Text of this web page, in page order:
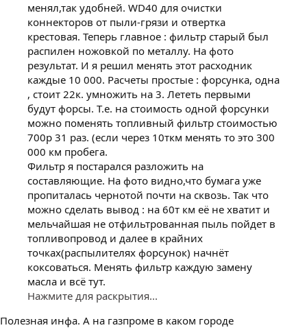
менял,так удобней. WD40 для очистки
коннекторов от пыли-грязи и отвертка
крестовая. Теперь главное : фильтр старый был
распилен ножовкой по металлу. На фото
результат. И я решил менять этот расходник
каждые 10 000. Расчеты простые : форсунка, одна
, стоит 22к. умножить на 3. Лететь первыми
будут форсы. Т.е. на стоимость одной форсунки
можно поменять топливный фильтр стоимостью
700р 31 раз. (если через 10ткм менять то это 300
000 км пробега.
Фильтр я постарался разложить на
составляющие. На фото видно,что бумага уже
пропиталась чернотой почти на сквозь. Так что
можно сделать вывод : на 60т км её не хватит и
мельчайшая не отфильтрованная пыль пойдет в
топливопровод и далее в крайних
точках(распылителях форсунок) начнёт
коксоваться. Менять фильтр каждую замену
масла и всё тут.
Нажмите для раскрытия...
Полезная инфа. А на газпроме в каком городе